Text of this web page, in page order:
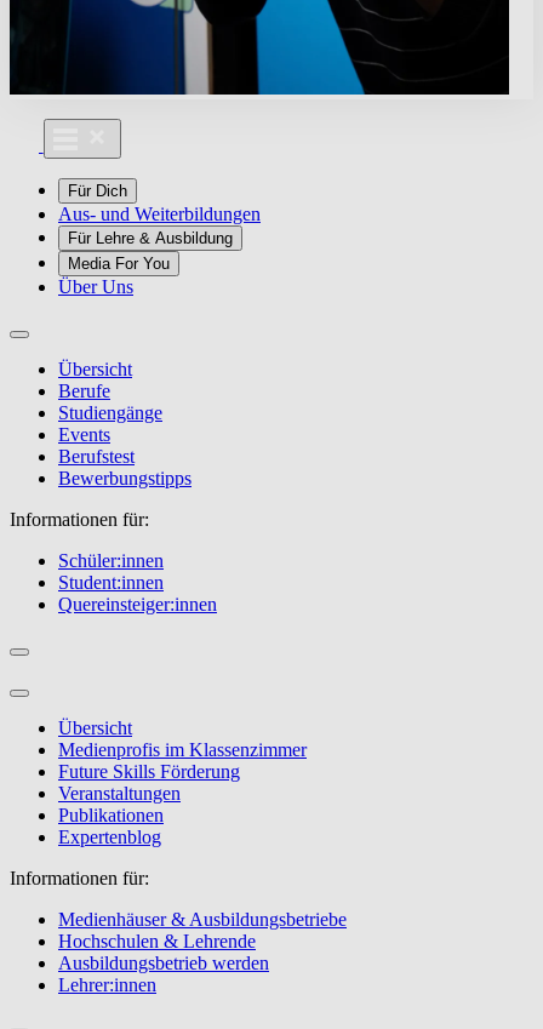
Für Dich
Aus- und Weiterbildungen
Für Lehre & Ausbildung
Media For You
Über Uns
Übersicht
Berufe
Studiengänge
Events
Berufstest
Bewerbungstipps
Informationen für:
Schüler:innen
Student:innen
Quereinsteiger:innen
Übersicht
Medienprofis im Klassenzimmer
Future Skills Förderung
Veranstaltungen
Publikationen
Expertenblog
Informationen für:
Medienhäuser & Ausbildungsbetriebe
Hochschulen & Lehrende
Ausbildungsbetrieb werden
Lehrer:innen